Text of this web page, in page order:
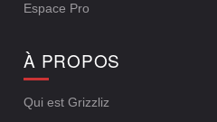
Espace Pro
À PROPOS
Qui est Grizzliz